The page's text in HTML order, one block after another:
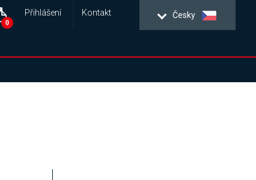
Česky
Přihlášení Kontakt
0